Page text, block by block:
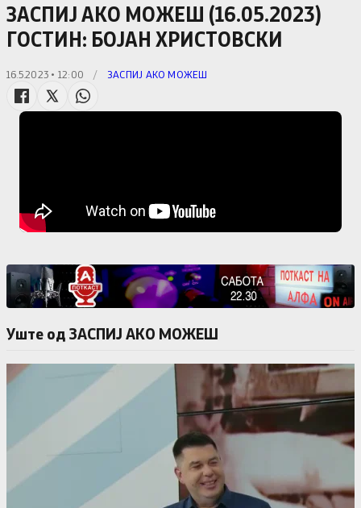
ЗАСПИЈ АКО МОЖЕШ (16.05.2023)
ГОСТИН: БОЈАН ХРИСТОВСКИ
16.5.2023 • 12:00 / ЗАСПИЈ АКО МОЖЕШ
Уште од ЗАСПИЈ АКО МОЖЕШ